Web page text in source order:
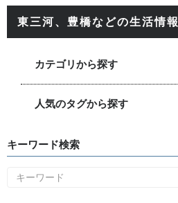
東三河、豊橋などの生活情報
カテゴリから探す
人気のタグから探す
キーワード検索